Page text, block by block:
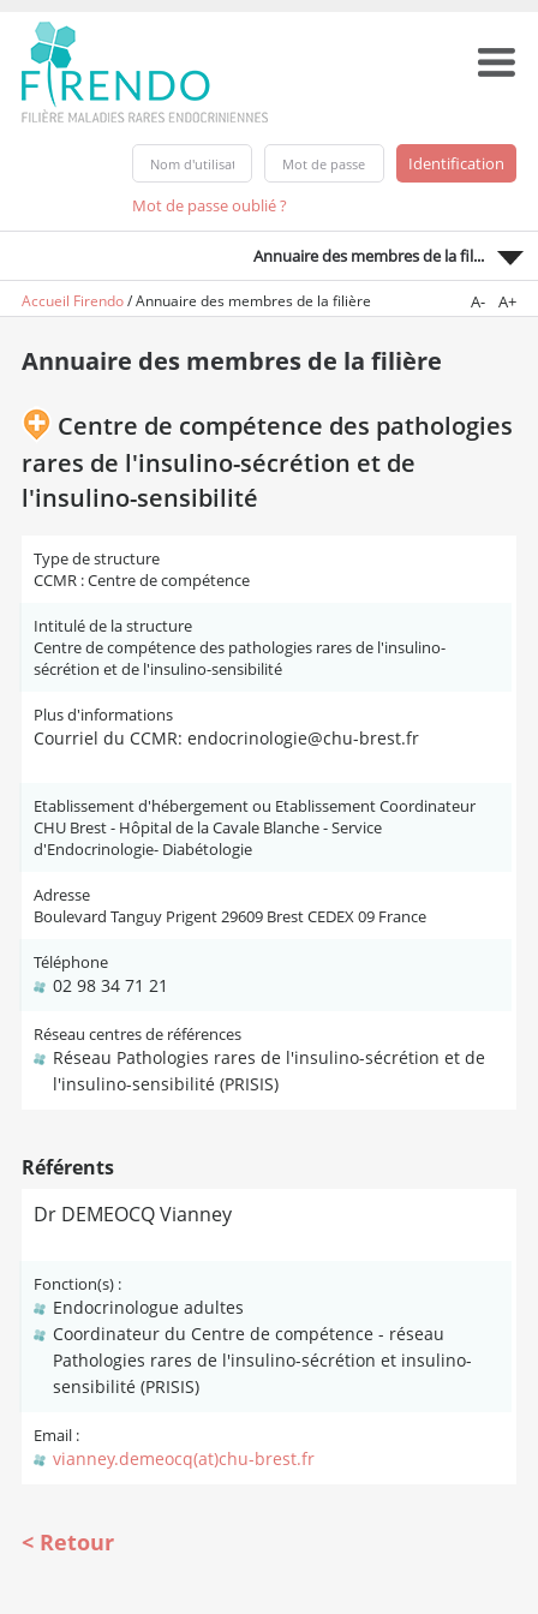
Mot de passe oublié ?
Annuaire des membres de la fil...
Accueil Firendo/Annuaire des membres de la filière A- A+
Annuaire des membres de la filière
Centre de compétence des pathologies
rares de l'insulino-sécrétion et de
l'insulino-sensibilité
Type de structure
CCMR : Centre de compétence
Intitulé de la structure
Centre de compétence des pathologies rares de l'insulino-
sécrétion et de l'insulino-sensibilité
Plus d'informations
Courriel du CCMR: endocrinologie@chu-brest.fr
Etablissement d'hébergement ou Etablissement Coordinateur
CHU Brest - Hôpital de la Cavale Blanche - Service
d'Endocrinologie- Diabétologie
Adresse
Boulevard Tanguy Prigent 29609 Brest CEDEX 09 France
Téléphone
02 98 34 71 21
Réseau centres de références
Réseau Pathologies rares de l'insulino-sécrétion et de
l'insulino-sensibilité (PRISIS)
Référents
Dr DEMEOCQ Vianney
Fonction(s) :
Endocrinologue adultes
Coordinateur du Centre de compétence - réseau
Pathologies rares de l'insulino-sécrétion et insulino-
sensibilité (PRISIS)
Email :
vianney.demeocq(at)chu-brest.fr
Retour